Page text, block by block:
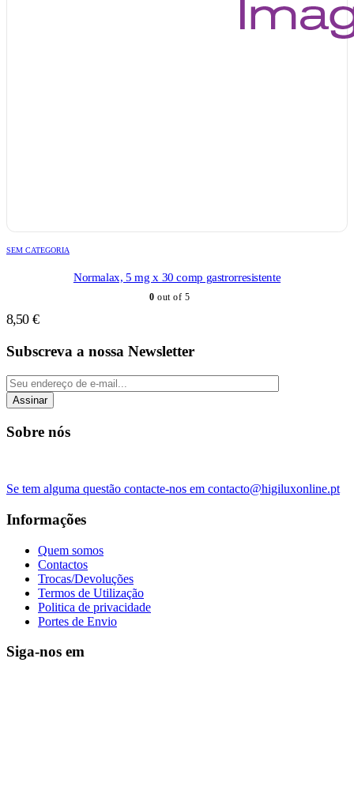
SEM CATEGORIA
Normalax, 5 mg x 30 comp gastrorresistente
0 out of 5
8,50 €
Subscreva a nossa Newsletter
Assinar
Sobre nós
Se tem alguma questão contacte-nos em contacto@higiluxonline.pt
Informações
Quem somos
Contactos
Trocas/Devoluções
Termos de Utilização
Politica de privacidade
Portes de Envio
Siga-nos em